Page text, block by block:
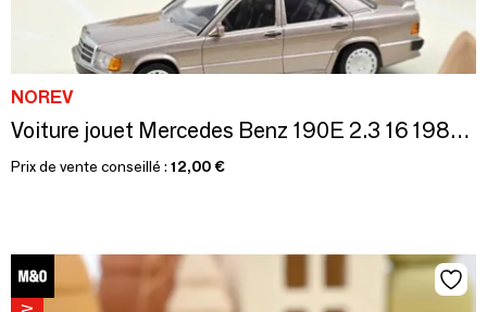
NOREV
Voiture jouet Mercedes Benz 190E 2.3 16 1984 Beige métallisé Jet-car 1/43
Prix de vente conseillé : 12,00 €